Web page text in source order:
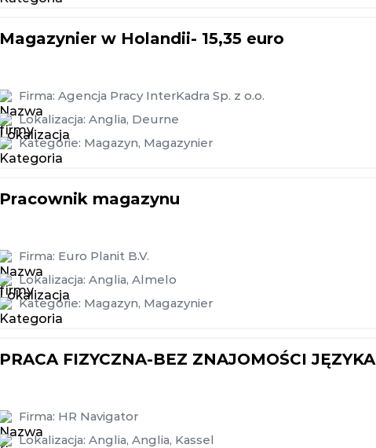
Magazynier w Holandii- 15,35 euro
Firma: Agencja Pracy InterKadra Sp. z o.o.
Lokalizacja: Anglia, Deurne
Kategorie: Magazyn, Magazynier
Pracownik magazynu
Firma: Euro Planit B.V.
Lokalizacja: Anglia, Almelo
Kategorie: Magazyn, Magazynier
PRACA FIZYCZNA-BEZ ZNAJOMOŚCI JĘZYKA
Firma: HR Navigator
Lokalizacja: Anglia, Anglia, Kassel